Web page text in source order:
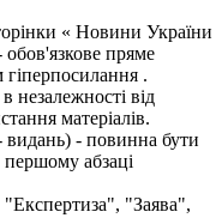
« Новини України
обов'язкове пряме
.
незалежності від
матеріалів.
видань) - повинна бути
першому абзаці
"Заява",